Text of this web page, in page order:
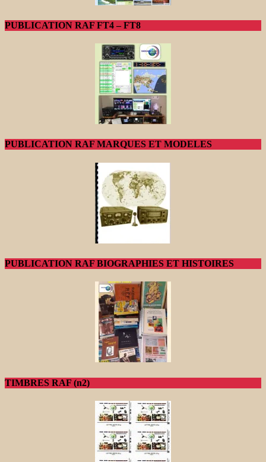
PUBLICATION RAF FT4 – FT8
PUBLICATION RAF MARQUES ET MODELES
PUBLICATION RAF BIOGRAPHIES ET HISTOIRES
TIMBRES RAF (n2)